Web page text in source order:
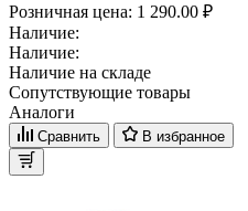
Розничная цена: 1 290.00 ₽
Наличие:
Наличие:
Наличие на складе
Сопутствующие товары
Аналоги
Сравнить В избранное